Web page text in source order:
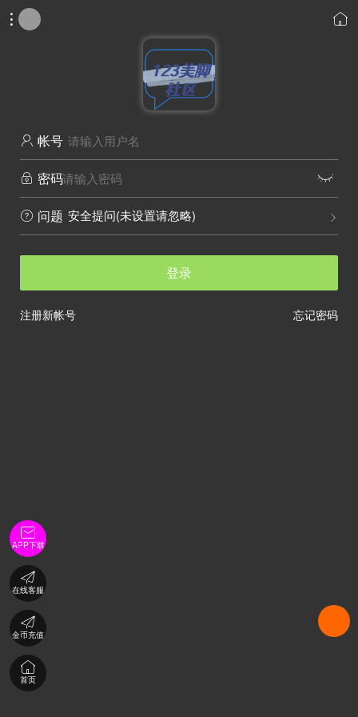
 
 帐号
 密码 
 问题 
安全提问(未设置请忽略)
登录
忘记密码
注册新帐号

APP下载

在线客服

金币充值

首页